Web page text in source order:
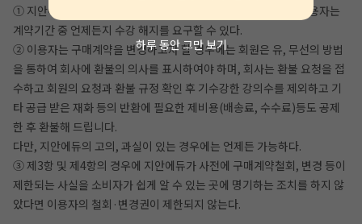
하루 동안 그만 보기
① 지안에듀와 디지털 콘텐츠 등의 구매에 관한 계약을 체결한 이용자는
계약기간 중 언제든지 수강 해지를 요구할 수 있다.
② 이용자는 구매계약을 변경하고자 할 경우에는 회원은 유, 무선의 방법
을 통하여 회사에 환불의 의사를 표시하여야 하며, 회사는 환불 요청을 접
수하고 회원의 요청과 환불 규정 확인 후 기수강한 강의수를 제외하고 기
타 공급 받은 재화 등의 반환에 필요한 제비용(배송료, 수수료)등도 공제
한 후 환불해 드립니다.
다만, 지안에듀의 고의, 과실이 있는 경우에는 언제든 가능하다.
③ 제3항 및 제4항의 경우에 지안에듀가 사전에 구매계약철회, 변경 등이
제한되는 사실을 소비자가 쉽게 알 수 있는 곳에 명기하는 조치를 하지 않
았다면 이용자의 철회·변경권이 제한되지 않는다.